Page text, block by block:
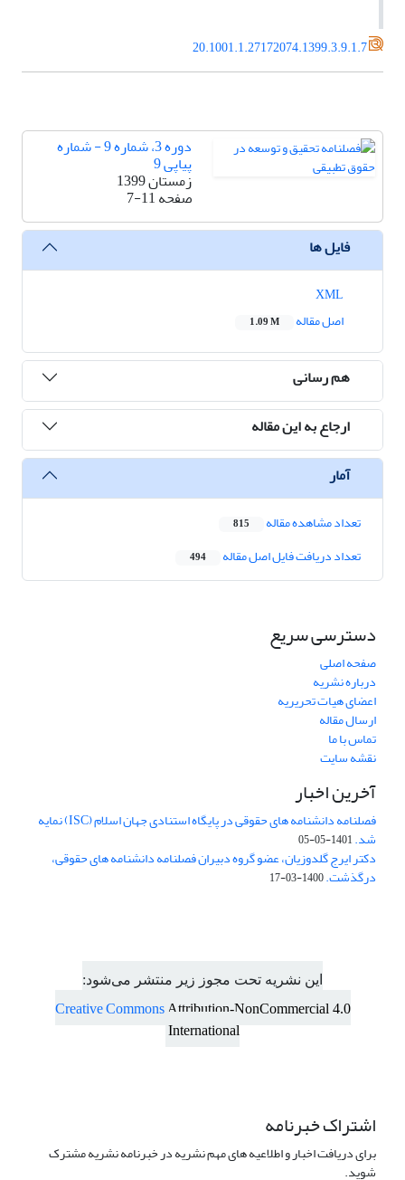
20.1001.1.27172074.1399.3.9.1.7
دوره 3، شماره 9 - شماره
پیاپی 9
زمستان 1399
صفحه7-11
فایل ها
اصل مقاله
1.09 M
هم رسانی
ارجاع به این مقاله
آمار
تعداد مشاهده مقاله 815
تعداد دریافت فایل اصل مقاله 494
دسترسی سریع
صفحه اصلی
درباره نشریه
اعضای هیات تحریریه
ارسال مقاله
تماس با ما
نقشه سایت
آخرین اخبار
فصلنامه دانشنامه های حقوقی در پایگاه استنادی جهان اسلام (ISC) نمایه
شد.1401-05-05
دکتر ایرج گلدوزیان، عضو گروه دبیران فصلنامه دانشنامه های حقوقی،
درگذشت.1400-03-17
این نشریه تحت مجوز زیر منتشر می‌شود:
Creative Commons Attribution-NonCommercial 4.0
International
اشتراک خبرنامه
برای دریافت اخبار و اطلاعیه های مهم نشریه در خبرنامه نشریه مشترک
شوید.